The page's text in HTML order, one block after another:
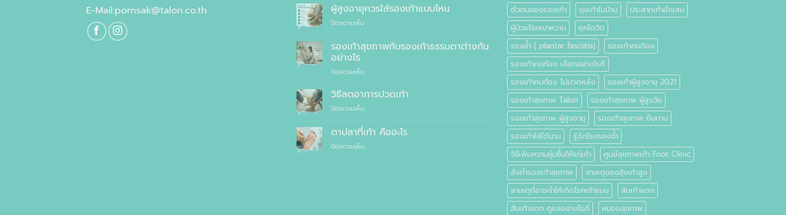
E-Mail:pornsak@talon.co.th
เหตุผล
คุณ
สั่ง
ตัด
เพื่อ
แทนที่
จะ
ทั่วไป
ผู้สูงอายุควรใส่รองเท้าแบบไหน
ปิดความเห็นบน
สูง
อายุ
ใส่
แบบ
รองเท้าสุขภาพกับรองเท้าธรรมดาต่างกัน
อย่างไร
ปิดความเห็นบน
สุขภาพ
รองเท้า
ต่าง
อย่างไร
วิธีลดอาการปวดเท้า
ปิดความเห็นบน
ลด
อาการ
ปวด
ตาปลาที่เท้า คืออะไร
ปิดความเห็นบน
ตัวตนของรองเท้า
ถุงเท้าในบ้าน
ประสาทเท้าอักเสบ
ผู้ป่วยโรคเบาหวาน
ยุคโดวิด
รองช้ำ ( plantar fasciitis)
รองเท้าคนท้อง
รองเท้าคนท้อง เลือกอย่างไรดี
รองเท้าคนท้อง ไม่ปวดหลัง
รองเท้าผู้สูงอายุ 2021
รองเท้าสุขภาพ Talon
รองเท้าสุขภาพ ผู้สูงวัย
รองเท้าสุขภาพ ผู้สูงอายุ
รองเท้าสุขภาพ ยืนนาน
รองเท้าใส่ได้นาน
รู้จักโรครองช้ำ
วิธีเพิ่มความชุ่มชื้นให้แก่เท้า
ศูนย์สุขภาพเท้า Foot Clinic
สั่งทำรองเท้าสุขภาพ
สาเหตุของอุ้งเท้าสูง
สาเหตุที่อาจทำให้เกิดโรคเท้าแบน
ส้นเท้าแตก
ส้นเท้าแตก ดูแลอย่างไรดี
หมอนสุขภาพ